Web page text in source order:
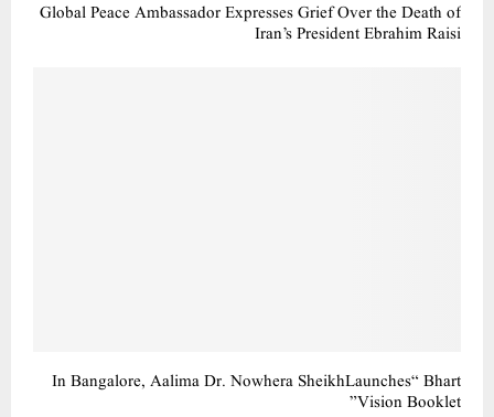
Global Peace Ambassador Expresses Grief Over the Death of
Iran’s President Ebrahim Raisi
In Bangalore, Aalima Dr. Nowhera SheikhLaunches“ Bhart
Vision Booklet”